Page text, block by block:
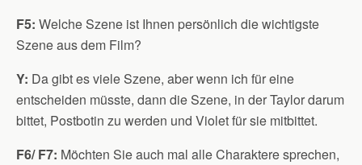
F5: Welche Szene ist Ihnen persönlich die wichtigste
Szene aus dem Film?
Y: Da gibt es viele Szene, aber wenn ich für eine
entscheiden müsste, dann die Szene, in der Taylor darum
bittet, Postbotin zu werden und Violet für sie mitbittet.
F6/ F7: Möchten Sie auch mal alle Charaktere sprechen,